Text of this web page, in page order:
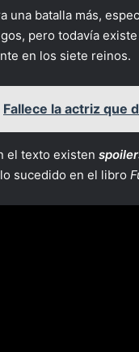
una batalla más,
pero todavía
en los siete reinos.
Fallece la actriz que
el texto existen
sucedido en el libro